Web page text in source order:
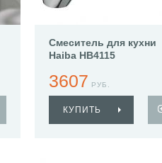
Смеситель для кухни
Haiba HB4115
3607 РУБ.
КУПИТЬ